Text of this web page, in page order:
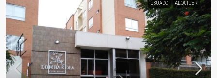
USUADO ALQUILER